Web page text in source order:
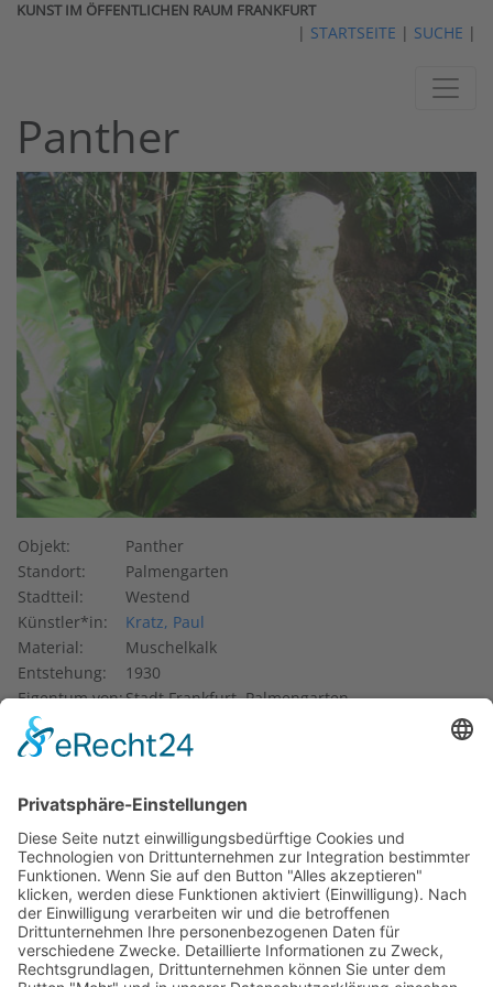
KUNST IM ÖFFENTLICHEN RAUM FRANKFURT
| STARTSEITE | SUCHE |
Panther
Objekt:
Panther
Standort:
Palmengarten
Stadtteil:
Westend
Künstler*in:
Kratz, Paul
Material:
Muschelkalk
Entstehung:
1930
Eigentum von:Stadt Frankfurt, Palmengarten
Folgt man im Palmengarten dem Rundgang
Nebelwaldhaus, gelangt man zu der von Paul Kratz
Städelschule in Frankfurt am Main bei Friedrich Hausmann
(1860–1936) studierte, machte sich durch seine Sakralkunst
und Tierplastiken einen Namen. Von ihm stammt zum
Beispiel auch die Ebergruppe (um 1900) am Untermainkai.
DerPantherist ein halber Meter hoch und aus Muschelkalk
gestaltet. In der schwül-feuchten Tropenluft, zwischen der
typisch wachsenden Flora, ist der Panther nicht leicht
auszumachen. Die heißen Nebel haben die Oberfläche des